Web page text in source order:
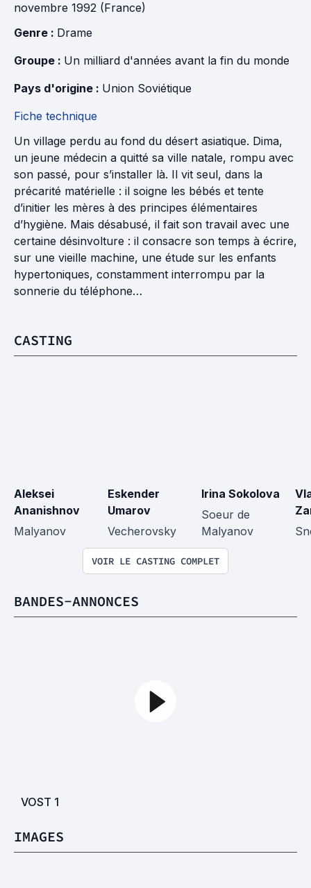
novembre 1992 (France)
Genre : Drame
Groupe : Un milliard d'années avant la fin du monde
Pays d'origine : Union Soviétique
Fiche technique
Un village perdu au fond du désert asiatique. Dima,
un jeune médecin a quitté sa ville natale, rompu avec
son passé, pour s’installer là. Il vit seul, dans la
précarité matérielle : il soigne les bébés et tente
d’initier les mères à des principes élémentaires
d’hygiène. Mais désabusé, il fait son travail avec une
certaine désinvolture : il consacre son temps à écrire,
sur une vieille machine, une étude sur les enfants
hypertoniques, constamment interrompu par la
sonnerie du téléphone…
CASTING
Aleksei
Ananishnov
Malyanov
Eskender
Umarov
Vecherovsky
Irina Sokolova
Soeur de
Malyanov
VOIR LE CASTING COMPLET
BANDES-ANNONCES
VOST 1
IMAGES